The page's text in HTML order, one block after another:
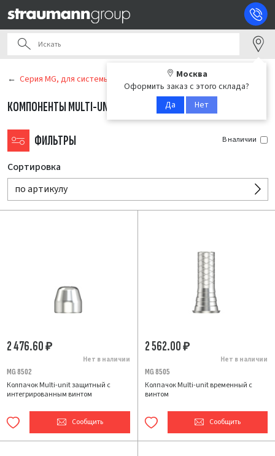
Москва
Оформить заказ с этого склада?
Да
Нет
Серия MG, для системы MegaGen AnyRidge®*
ФИЛЬТРЫ
КОМПОНЕНТЫ MULTI-UNIT
В наличии
Сортировка
по артикулу
Нет в наличии
2 476.60₽
MG 8502
Колпачок Multi-unit защитный с
интегрированным винтом
Сообщить
Нет в наличии
2 562.00₽
MG 8505
Колпачок Multi-unit временный с
винтом
Сообщить